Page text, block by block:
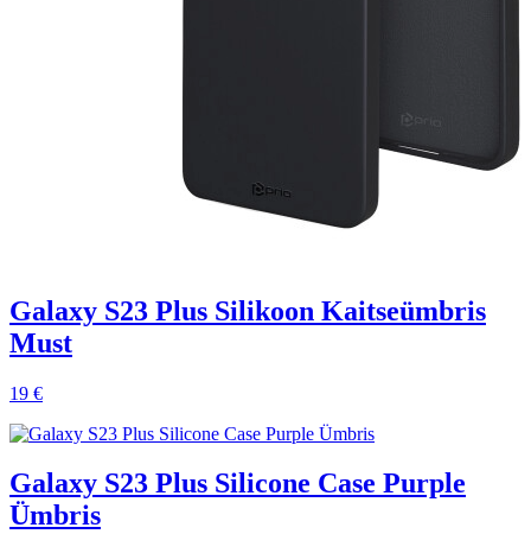
Galaxy S23 Plus Silikoon Kaitseümbris
Must
19 €
Galaxy S23 Plus Silicone Case Purple
Ümbris